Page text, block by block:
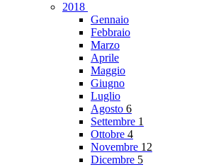
2018
Gennaio
Febbraio
Marzo
Aprile
Maggio
Giugno
Luglio
Agosto 6
Settembre 1
Ottobre 4
Novembre 12
Dicembre 5